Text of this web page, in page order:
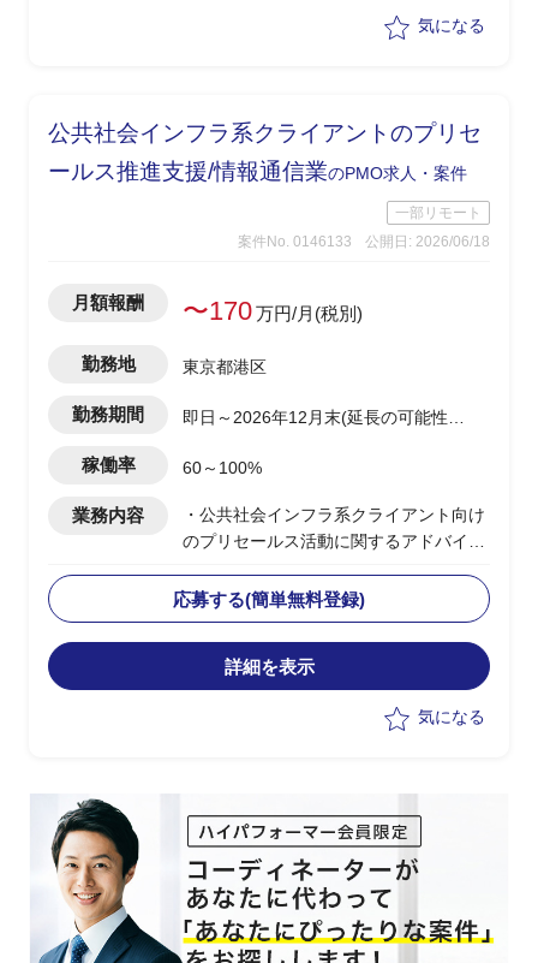
・社内向けセキュリティ製品の提案支
援、教育
気になる
公共社会インフラ系クライアントのプリセ
ールス推進支援/情報通信業のPMO求人・案件
一部リモート
案件No. 0146133
公開日: 2026/06/18
月額報酬 〜170万円/月(税別)
勤務地 東京都港区
勤務期間
即日～2026年12月末(延長の可能性あ
稼働率 60～100%
業務内容
・公共社会インフラ系クライアント向け
のプリセールス活動に関するアドバイザ
・対象企業の業務構造や組織特性に関す
る知見提供
・営業アカウントプラン、ターゲットお
よびアプローチ戦略の策定、実行支援
ナリオの壁打ち、業務課題への訴求ポイ
応募する(簡単無料登録)
詳細を表示
気になる